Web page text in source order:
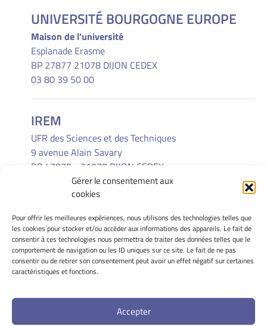
Gérer le consentement aux
cookies
Pour offrir les meilleures expériences, nous utilisons des technologies telles que
les cookies pour stocker et/ou accéder aux informations des appareils. Le fait de
consentir à ces technologies nous permettra de traiter des données telles que le
comportement de navigation ou les ID uniques sur ce site. Le fait de ne pas
consentir ou de retirer son consentement peut avoir un effet négatif sur certaines
caractéristiques et fonctions.
Accepter
UNIVERSITÉ BOURGOGNE EUROPE
Maison de l'université
Esplanade Erasme
BP 27877 21078 DIJON CEDEX
03 80 39 50 00
IREM
UFR des Sciences et des Techniques
9 avenue Alain Savary
BP 47870 - 21078 DIJON CEDEX
(33) 03 80 39 52 30
INFORMATIONS LÉGALES
Mentions Légales
Gérer mes cookies
Politique de cookies
Avertissement